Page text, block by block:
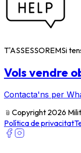
T'ASSESSOREMSi
Vols vendre
Contacta'ns per
﹫ Copyright 2026
Política de privacitat